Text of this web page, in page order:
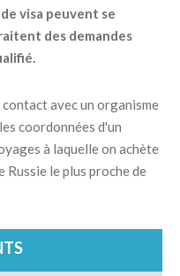
visa peuvent se
des demandes
avec un organisme
coordonnées d'un
à laquelle on achète
le plus proche de